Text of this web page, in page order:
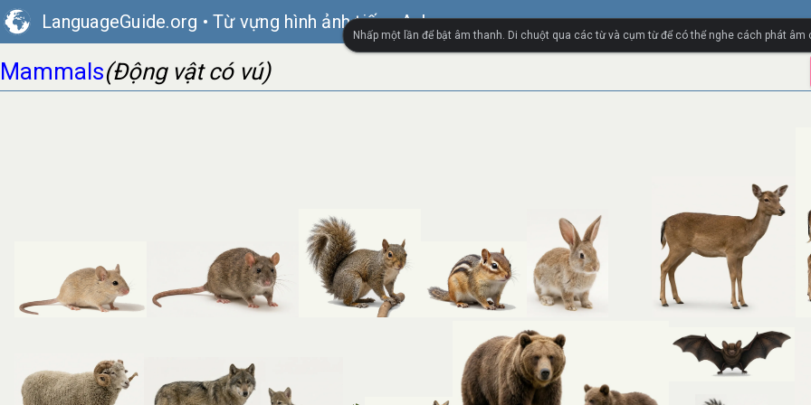
LanguageGuide.org • Từ vựng hình ảnh tiếng Anh
Mammals(Động vật có vú)
Nhấp một lần để bật âm thanh. Di chuột qua các từ và cụm từ để có thể nghe cách phát âm